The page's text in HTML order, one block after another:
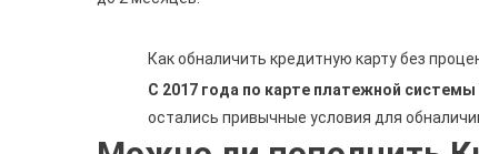
Как обналичить кредитную карту без
С 2017 года по карте платежной
остались привычные условия для